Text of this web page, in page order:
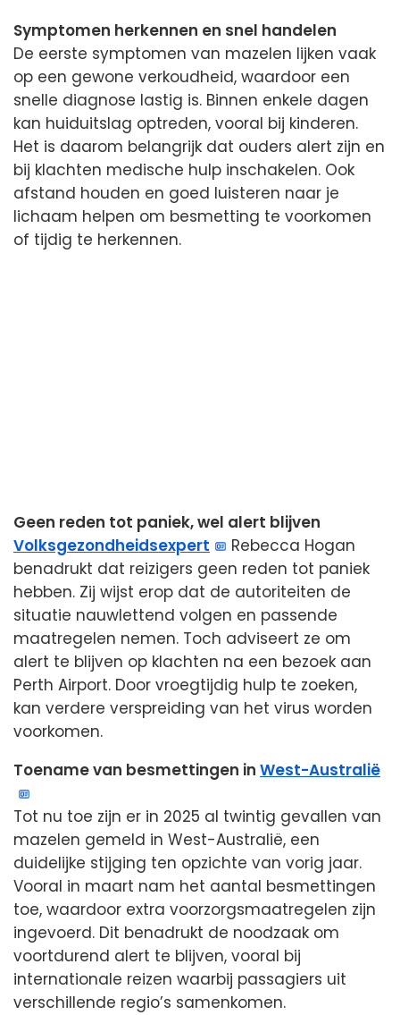
Symptomen herkennen en snel handelen
De eerste symptomen van mazelen lijken vaak
op een gewone verkoudheid, waardoor een
snelle diagnose lastig is. Binnen enkele dagen
kan huiduitslag optreden, vooral bij kinderen.
Het is daarom belangrijk dat ouders alert zijn en
bij klachten medische hulp inschakelen. Ook
afstand houden en goed luisteren naar je
lichaam helpen om besmetting te voorkomen
of tijdig te herkennen.
Geen reden tot paniek, wel alert blijven
Volksgezondheidsexpert
Rebecca Hogan
benadrukt dat reizigers geen reden tot paniek
hebben. Zij wijst erop dat de autoriteiten de
situatie nauwlettend volgen en passende
maatregelen nemen. Toch adviseert ze om
alert te blijven op klachten na een bezoek aan
Perth Airport. Door vroegtijdig hulp te zoeken,
kan verdere verspreiding van het virus worden
voorkomen.
Toename van besmettingen in West-Australië
Tot nu toe zijn er in 2025 al twintig gevallen van
mazelen gemeld in West-Australië, een
duidelijke stijging ten opzichte van vorig jaar.
Vooral in maart nam het aantal besmettingen
toe, waardoor extra voorzorgsmaatregelen zijn
ingevoerd. Dit benadrukt de noodzaak om
voortdurend alert te blijven, vooral bij
internationale reizen waarbij passagiers uit
verschillende regio’s samenkomen.